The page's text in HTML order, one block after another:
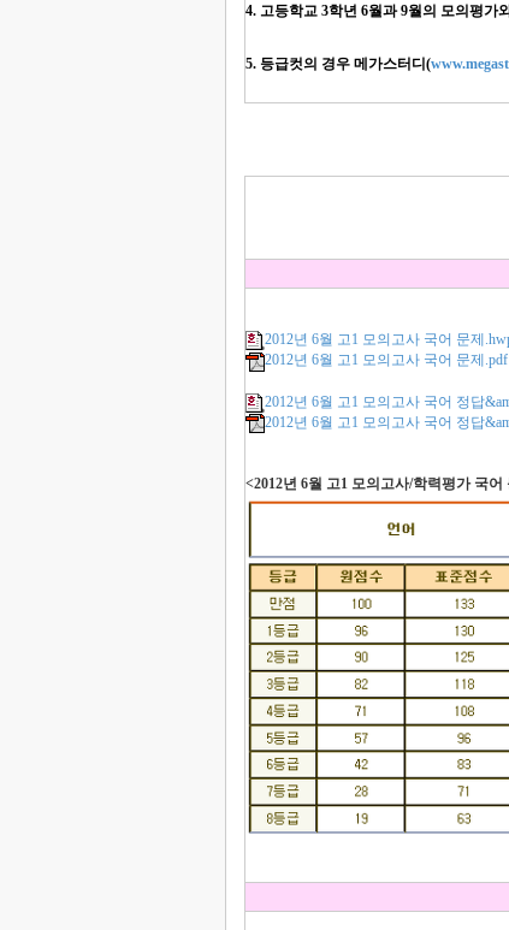
4. 고등학교 3학년 6월과 9월의 모의평가
5. 등급컷의 경우 메가스터디(
2012년 6월 고1 모의고사 국어 문제
2012년 6월 고1 모의고사 국어 문제.pdf
2012년 6월 고1 모의고사 국어 정답
2012년 6월 고1 모의고사 국어 정답
<2012년 6월 고1 모의고사/학력평가 국어